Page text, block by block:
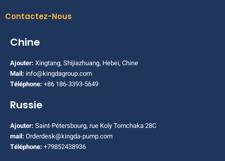
Contactez-Nous
Chine
Ajouter: Xingtang, Shijiazhuang, Hebei, Chine
Mail: info@kingdagroup.com
Téléphone: +86 186-3393-5649
Russie
Ajouter: Saint-Pétersbourg, rue Koly Tomchaka 28C
mail: Orderdesk@kingda-pump.com
Téléphone: +79852438936